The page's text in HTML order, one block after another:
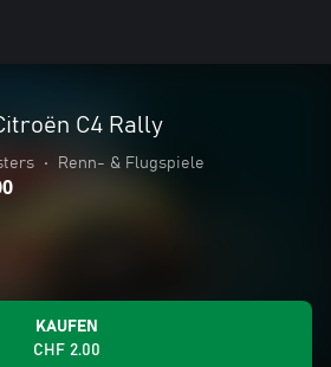
C4 Rally
• Renn- & Flugspiele
KAUFEN
CHF 2.00